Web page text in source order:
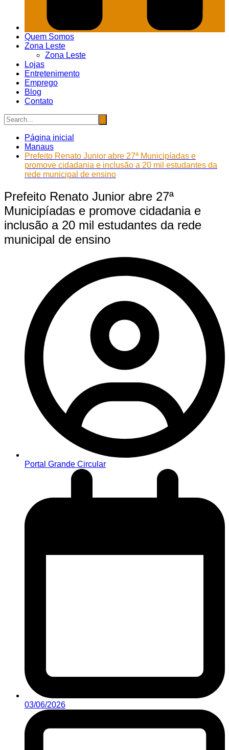
Quem Somos
Zona Leste
Zona Leste
Lojas
Entretenimento
Emprego
Blog
Contato
Página inicial
Manaus
Prefeito Renato Junior abre 27ª Municipíadas e
promove cidadania e inclusão a 20 mil estudantes da
rede municipal de ensino
Prefeito Renato Junior abre 27ª
Municipíadas e promove cidadania e
inclusão a 20 mil estudantes da rede
municipal de ensino
Portal Grande Circular
03/06/2026